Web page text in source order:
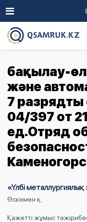
бақылау-
және
7
04/397 от
ед.Отряд
«Үлбі
Өскемен қ.
Қажетті жұмыс